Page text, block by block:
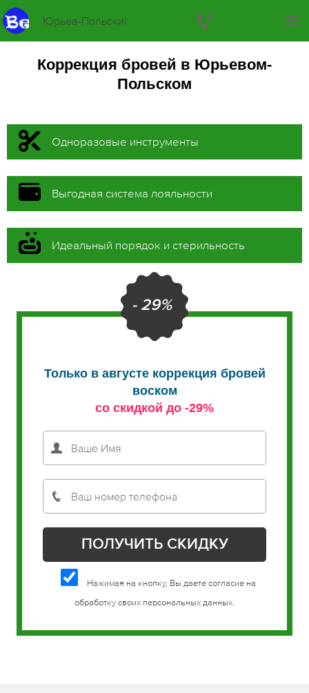
Юрьев-Польский
Коррекция бровей в Юрьевом-
Польском
Одноразовые инструменты
Выгодная система лояльности
Идеальный порядок и стерильность
- 29%
Только в августе коррекция бровей
воском
со скидкой до -29%
Нажимая на кнопку, Вы даете согласие на
обработку своих персональных данных.